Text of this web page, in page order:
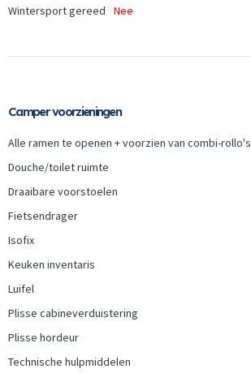
Wintersport gereed
Nee
Camper voorzieningen
Alle ramen te openen + voorzien van combi-rollo's
Douche/toilet ruimte
Draaibare voorstoelen
Fietsendrager
Isofix
Keuken inventaris
Luifel
Plisse cabineverduistering
Plisse hordeur
Technische hulpmiddelen